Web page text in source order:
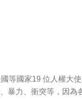
等國家19 位人權大
暴力、衝突等，因為